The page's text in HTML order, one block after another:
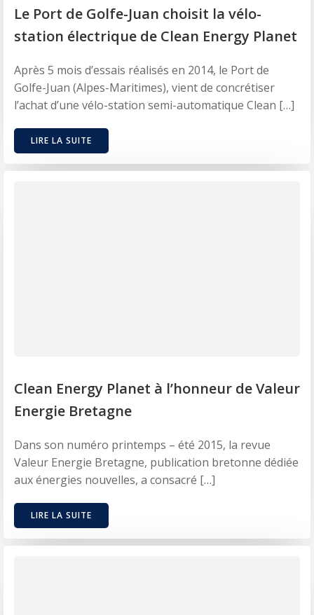
Le Port de Golfe-Juan choisit la vélo-
station électrique de Clean Energy Planet
Après 5 mois d’essais réalisés en 2014, le Port de
Golfe-Juan (Alpes-Maritimes), vient de concrétiser
l’achat d’une vélo-station semi-automatique Clean […]
LIRE LA SUITE
Clean Energy Planet à l’honneur de Valeur
Energie Bretagne
Dans son numéro printemps – été 2015, la revue
Valeur Energie Bretagne, publication bretonne dédiée
aux énergies nouvelles, a consacré […]
LIRE LA SUITE